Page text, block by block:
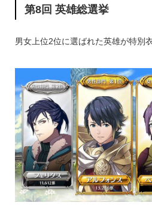
第8回 英雄総選挙
男女上位2位に選ばれた英雄が特別